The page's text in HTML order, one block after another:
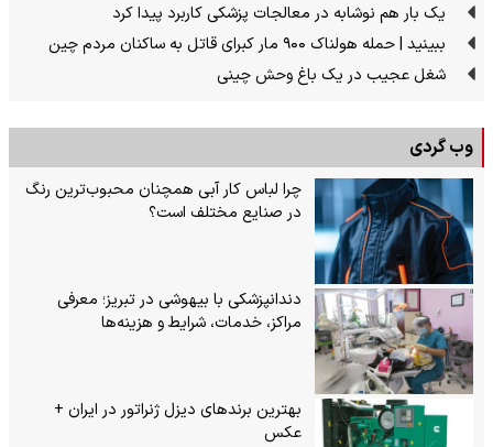
یک بار هم نوشابه در معالجات پزشکی کاربرد پیدا کرد
ببینید | حمله هولناک ۹۰۰ مار کبرای قاتل به ساکنان مردم چین
شغل عجیب در یک باغ وحش چینی
وب گردی
چرا لباس کار آبی همچنان محبوب‌ترین رنگ
در صنایع مختلف است؟
دندانپزشکی با بیهوشی در تبریز؛ معرفی
مراکز، خدمات، شرایط و هزینه‌ها
بهترین برندهای دیزل ژنراتور در ایران +
عکس